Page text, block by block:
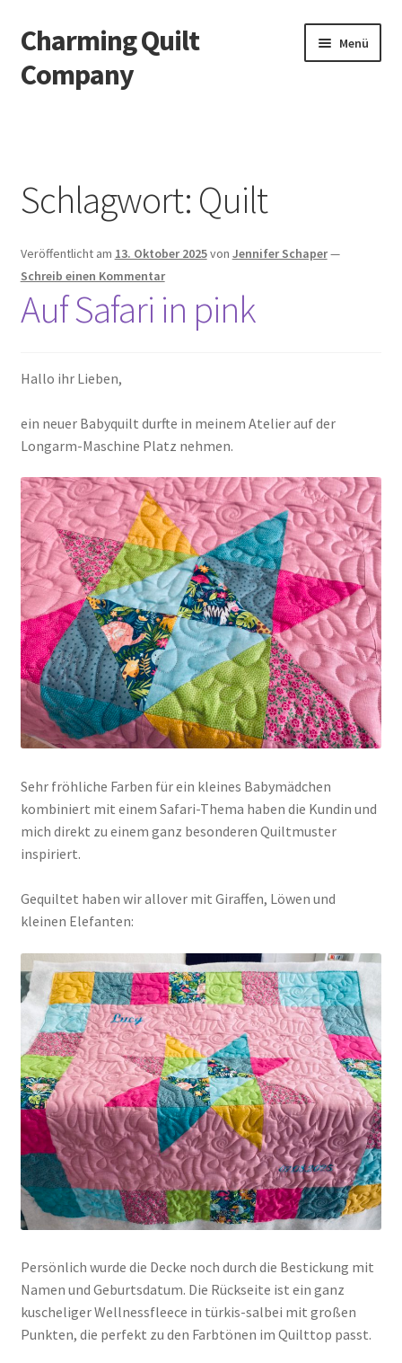
Zur
Navigation
springen
Zum
Inhalt
springen
Charming Quilt
Company
Menü
Blog
Datenschutzbelehrung
Datenschutzerklärung
Kasse
Mein Konto
Shop
Versandarten
Warenkorb
Widerrufsbelehrung
Zahlungsarten
Schlagwort: Quilt
Veröffentlicht am 13. Oktober 2025von Jennifer Schaper—
Schreib einen Kommentar
Auf Safari in pink
Hallo ihr Lieben,
ein neuer Babyquilt durfte in meinem Atelier auf der
Longarm-Maschine Platz nehmen.
Sehr fröhliche Farben für ein kleines Babymädchen
kombiniert mit einem Safari-Thema haben die Kundin und
mich direkt zu einem ganz besonderen Quiltmuster
inspiriert.
Gequiltet haben wir allover mit Giraffen, Löwen und
kleinen Elefanten:
Persönlich wurde die Decke noch durch die Bestickung mit
Namen und Geburtsdatum. Die Rückseite ist ein ganz
kuscheliger Wellnessfleece in türkis-salbei mit großen
Punkten, die perfekt zu den Farbtönen im Quilttop passt.